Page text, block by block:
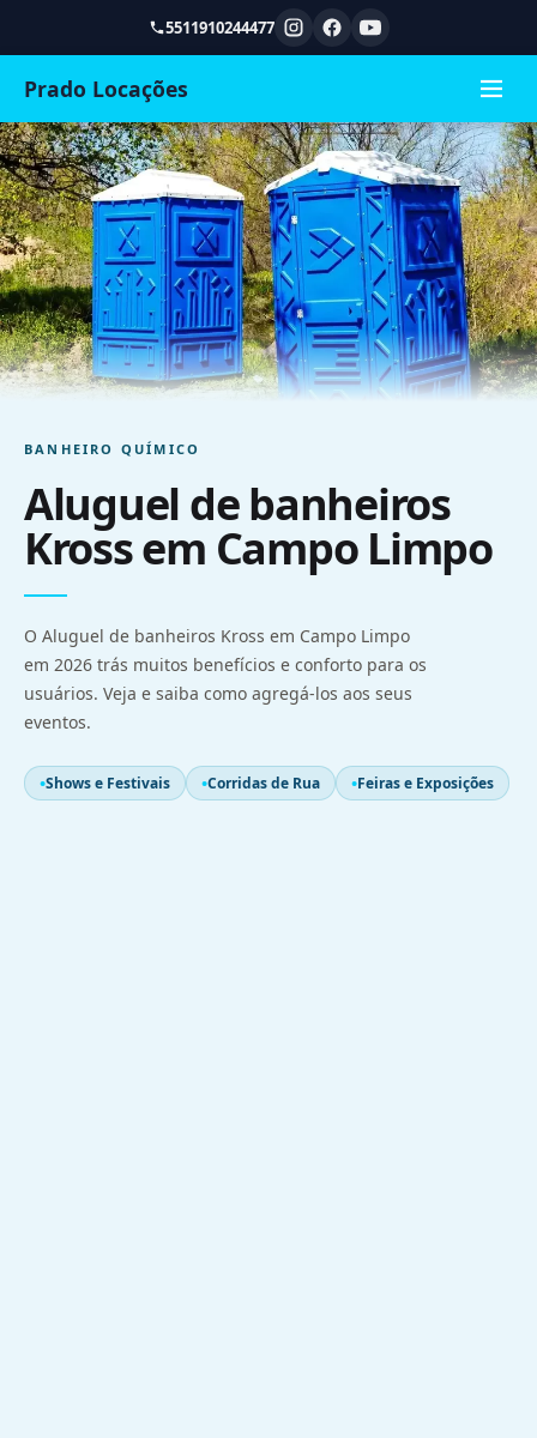
5511910244477
Prado Locações
BANHEIRO QUÍMICO
Aluguel de banheiros
Kross em Campo Limpo
O Aluguel de banheiros Kross em Campo Limpo
em 2026 trás muitos benefícios e conforto para os
usuários. Veja e saiba como agregá-los aos seus
eventos.
Shows e Festivais Corridas de Rua Feiras e Exposições